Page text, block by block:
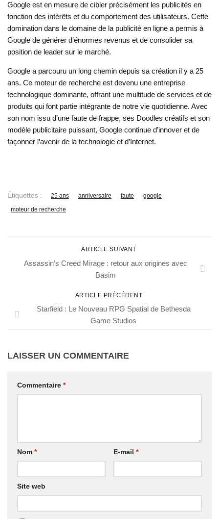
Google est en mesure de cibler précisément les publicités en
fonction des intérêts et du comportement des utilisateurs. Cette
domination dans le domaine de la publicité en ligne a permis à
Google de générer d’énormes revenus et de consolider sa
position de leader sur le marché.
Google a parcouru un long chemin depuis sa création il y a 25
ans. Ce moteur de recherche est devenu une entreprise
technologique dominante, offrant une multitude de services et de
produits qui font partie intégrante de notre vie quotidienne. Avec
son nom issu d’une faute de frappe, ses Doodles créatifs et son
modèle publicitaire puissant, Google continue d’innover et de
façonner l’avenir de la technologie et d’Internet.
Étiquettes : 25 ans anniversaire faute
google
moteur de recherche
ARTICLE SUIVANT
Assassin’s Creed Mirage : retour aux origines avec
Basim
ARTICLE PRÉCÉDENT
Starfield : Le Nouveau RPG Spatial de Bethesda
Game Studios
LAISSER UN COMMENTAIRE
Commentaire *
Nom * E-mail *
Site web